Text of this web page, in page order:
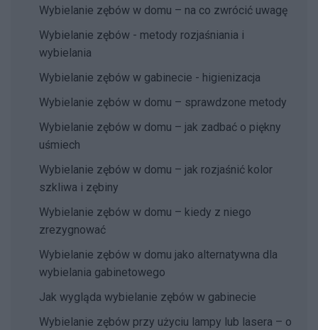
Wybielanie zębów w domu – na co zwrócić uwagę
Wybielanie zębów - metody rozjaśniania i
wybielania
Wybielanie zębów w gabinecie - higienizacja
Wybielanie zębów w domu – sprawdzone metody
Wybielanie zębów w domu – jak zadbać o piękny
uśmiech
Wybielanie zębów w domu – jak rozjaśnić kolor
szkliwa i zębiny
Wybielanie zębów w domu – kiedy z niego
zrezygnować
Wybielanie zębów w domu jako alternatywna dla
wybielania gabinetowego
Jak wygląda wybielanie zębów w gabinecie
Wybielanie zębów przy użyciu lampy lub lasera – o